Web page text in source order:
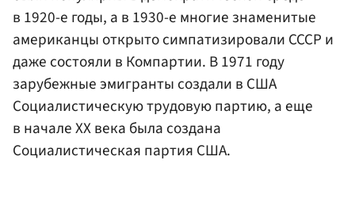
в 1920-е годы, а в 1930-е многие знаменитые
американцы открыто симпатизировали СССР и
даже состояли в Компартии. В 1971 году
зарубежные эмигранты создали в США
Социалистическую трудовую партию, а еще
в начале XX века была создана
Социалистическая партия США.